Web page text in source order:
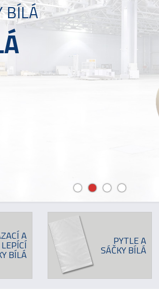
BÍLÁ
A
LEPÍCÍ
BÍLÁ
PYTLE A
SÁČKY BÍLÁ